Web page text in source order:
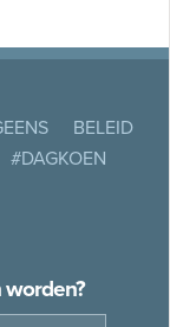
BELEID
#DAGKOEN